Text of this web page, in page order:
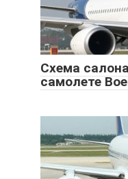
Схема
самолете